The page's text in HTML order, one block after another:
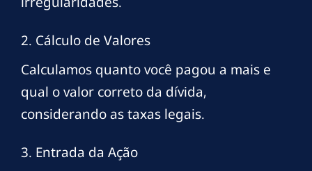
2. Cálculo de Valores
Calculamos quanto você pagou a mais e
qual o valor correto da dívida,
considerando as taxas legais.
3. Entrada da Ação